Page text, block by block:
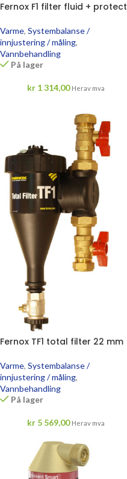
Fernox F1 filter fluid + protect
Varme, Systembalanse /
innjustering / måling,
Vannbehandling
På lager
kr 1 314,00 Herav mva
Fernox TF1 total filter 22 mm
Varme, Systembalanse /
innjustering / måling,
Vannbehandling
På lager
kr 5 569,00 Herav mva